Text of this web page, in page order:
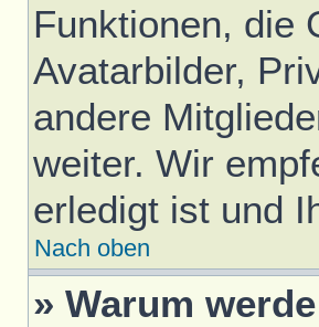
Funktionen, die
Avatarbilder,
andere
weiter. Wir
erledigt ist und
Nach oben
» Warum